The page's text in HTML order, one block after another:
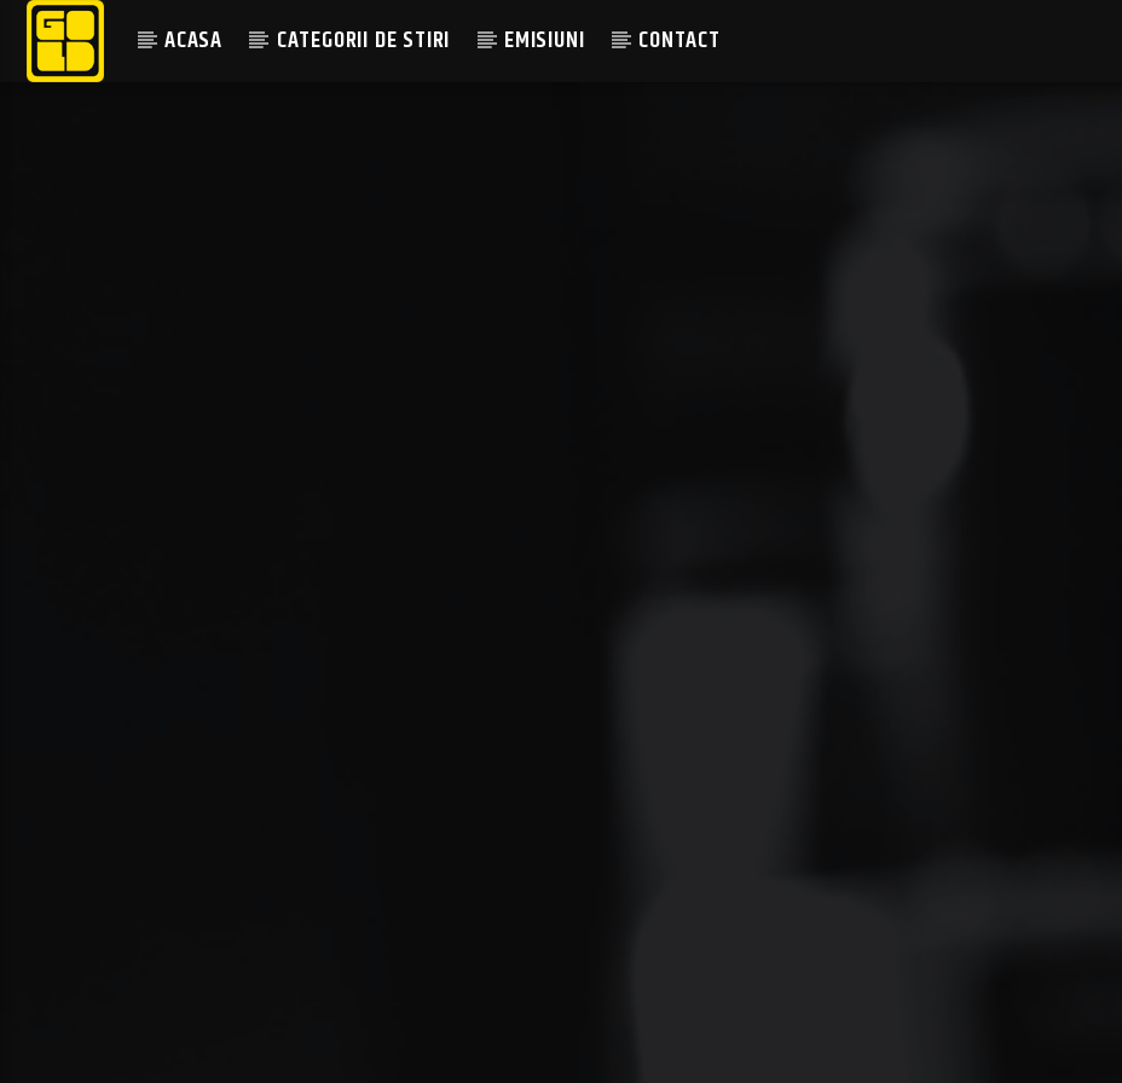
ACASA CATEGORII DE STIRI EMISIUNI CONTACT